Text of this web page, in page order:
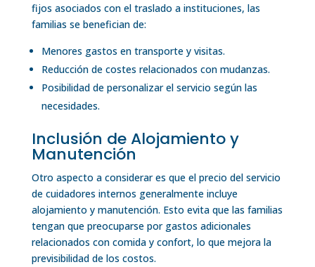
fijos asociados con el traslado a instituciones, las
familias se benefician de:
Menores gastos en transporte y visitas.
Reducción de costes relacionados con mudanzas.
Posibilidad de personalizar el servicio según las
necesidades.
Inclusión de Alojamiento y
Manutención
Otro aspecto a considerar es que el precio del servicio
de cuidadores internos generalmente incluye
alojamiento y manutención. Esto evita que las familias
tengan que preocuparse por gastos adicionales
relacionados con comida y confort, lo que mejora la
previsibilidad de los costos.